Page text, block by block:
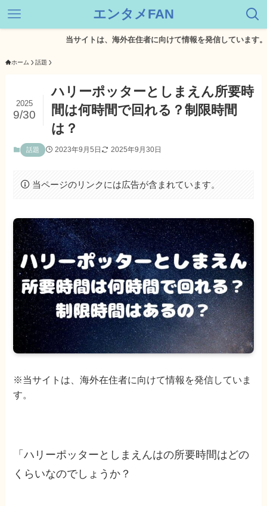
エンタメFAN
当サイトは、海外在住者に向けて情報を発信しています。
ホーム 話題
ハリーポッターとしまえん所要時
間は何時間で回れる？制限時間
は？
2025
9/30
話題 2023年9月5日 2025年9月30日
当ページのリンクには広告が含まれています。
※当サイトは、海外在住者に向けて情報を発信していま
す。
「ハリーポッターとしまえんはの所要時間はどの
くらいなのでしょうか？